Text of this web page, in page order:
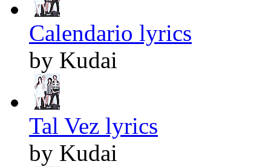
Calendario lyrics
by Kudai
Tal Vez lyrics
by Kudai